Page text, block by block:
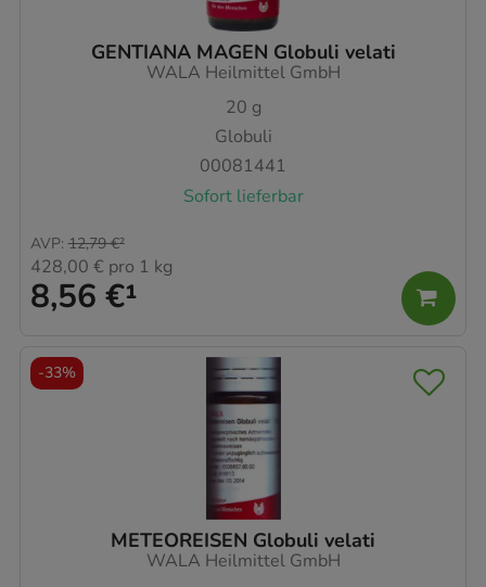
GENTIANA MAGEN Globuli velati
WALA Heilmittel GmbH
20 g
Globuli
00081441
Sofort lieferbar
8,56 €¹
AVP: 12,79 €²
428,00 € pro 1 kg
METEOREISEN Globuli velati
WALA Heilmittel GmbH
-33%